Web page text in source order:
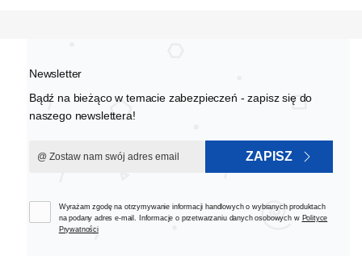
Newsletter
Bądź na bieżąco w temacie zabezpieczeń - zapisz się do
naszego newslettera!
ZAPISZ
Wyrażam zgodę na otrzymywanie informacji handlowych o wybranych produktach
na podany adres e-mail. Informacje o przetwarzaniu danych osobowych w Polityce
Prywatności